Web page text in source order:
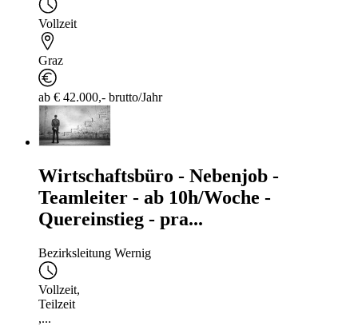
Vollzeit
Graz
ab € 42.000,- brutto/Jahr
Wirtschaftsbüro - Nebenjob -
Teamleiter - ab 10h/Woche -
Quereinstieg - pra...
Bezirksleitung Wernig
Vollzeit,
Teilzeit
,...